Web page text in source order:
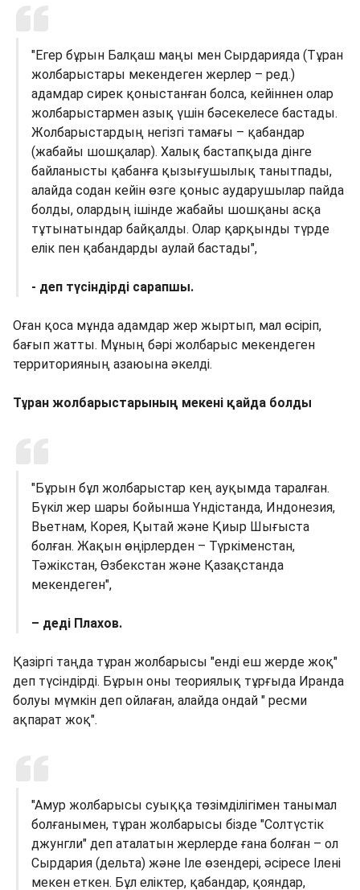
"Егер бұрын Балқаш маңы мен Сырдарияда (Тұран
жолбарыстары мекендеген жерлер – ред.)
адамдар сирек қоныстанған болса, кейіннен олар
жолбарыстармен азық үшін бәсекелесе бастады.
Жолбарыстардың негізгі тамағы – қабандар
(жабайы шошқалар). Халық бастапқыда дінге
байланысты қабанға қызығушылық танытпады,
алайда содан кейін өзге қоныс аударушылар пайда
болды, олардың ішінде жабайы шошқаны асқа
тұтынатындар байқалды. Олар қарқынды түрде
елік пен қабандарды аулай бастады",
- деп түсіндірді сарапшы.
Оған қоса мұнда адамдар жер жыртып, мал өсіріп,
бағып жатты. Мұның бәрі жолбарыс мекендеген
территорияның азаюына әкелді.
Тұран жолбарыстарының мекені қайда болды
"Бұрын бұл жолбарыстар кең ауқымда таралған.
Бүкіл жер шары бойынша Үндістанда, Индонезия,
Вьетнам, Корея, Қытай және Қиыр Шығыста
болған. Жақын өңірлерден – Түркіменстан,
Тәжікстан, Өзбекстан және Қазақстанда
мекендеген",
– деді Плахов.
Қазіргі таңда тұран жолбарысы "енді еш жерде жоқ"
деп түсіндірді. Бұрын оны теориялық тұрғыда Иранда
болуы мүмкін деп ойлаған, алайда ондай " ресми
ақпарат жоқ".
"Амур жолбарысы суыққа төзімділігімен танымал
болғанымен, тұран жолбарысы бізде "Солтүстік
джунгли" деп аталатын жерлерде ғана болған – ол
Сырдария (дельта) және Іле өзендері, әсіресе Ілені
мекен еткен. Бұл еліктер, қабандар, қояндар,